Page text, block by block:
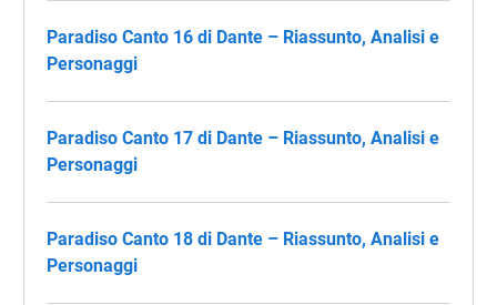
Paradiso Canto 16 di Dante – Riassunto, Analisi e
Personaggi
Paradiso Canto 17 di Dante – Riassunto, Analisi e
Personaggi
Paradiso Canto 18 di Dante – Riassunto, Analisi e
Personaggi